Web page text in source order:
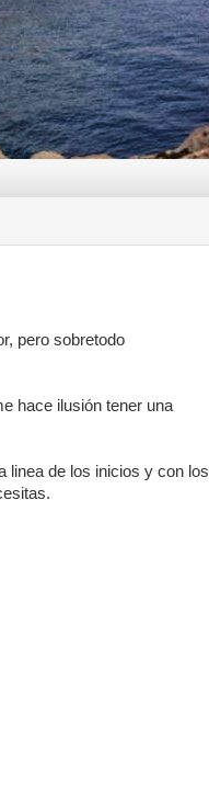
pero sobretodo
hace ilusión tener una
linea de los inicios y con los